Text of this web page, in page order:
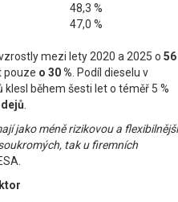
48,3 %
47,0 %
mezi lety 2020 a 2025 o 56
pouze o 30 %. Podíl dieselu v
během šesti let o téměř 5 %
.
jako méně rizikovou a flexibilnější
tak u firemních